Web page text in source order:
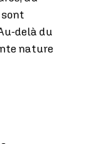
delà du
nature